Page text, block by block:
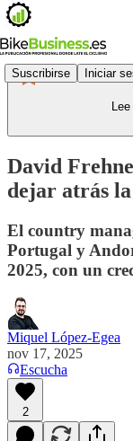
Suscribirse Iniciar
David
dejar atrás
El country
Portugal y
2025, con un
Miquel López-Egea
nov 17, 2025
Escucha
2